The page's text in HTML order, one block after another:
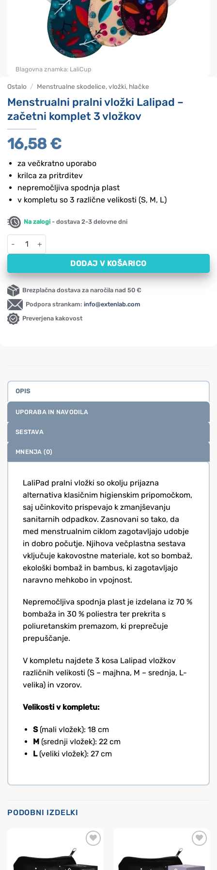
Ostalo / Menstrualne skodelice, vložki, hlačke
Menstrualni pralni vložki Lalipad –
začetni komplet 3 vložkov
16,58€
za večkratno uporabo
krilca za pritrditev
nepremočljiva spodnja plast
v kompletu so 3 različne velikosti (S, M, L)
Na zalogi - dostava 2-3 delovne dni
Menstrualni pralni vložki Lalipad - začetni komplet 3 vložkov
DODAJ V KOŠARICO
Brezplačna dostava za naročila nad 50 €
Podpora strankam: info@extenlab.com
Preverjena kakovost
Blagovna znamka: LaliCup
OPIS
UPORABA IN NAVODILA
SESTAVA
MNENJA (0)
LaliPad pralni vložki so okolju prijazna
alternativa klasičnim higienskim pripomočkom,
saj učinkovito prispevajo k zmanjševanju
sanitarnih odpadkov. Zasnovani so tako, da
med menstrualnim ciklom zagotavljajo udobje
in dobro počutje. Njihova večplastna sestava
vključuje kakovostne materiale, kot so bombaž,
ekološki bombaž in bambus, ki zagotavljajo
naravno mehkobo in vpojnost.
Nepremočljiva spodnja plast je izdelana iz 70 %
bombaža in 30 % poliestra ter prekrita s
poliuretanskim premazom, ki preprečuje
prepuščanje.
V kompletu najdete 3 kosa Lalipad vložkov
različnih velikosti (S – majhna, M – srednja, L-
velika) in vzorov.
Velikosti v kompletu:
S(mali vložek): 18 cm
M(srednji vložek): 22 cm
L(veliki vložek): 27 cm
PODOBNI IZDELKI